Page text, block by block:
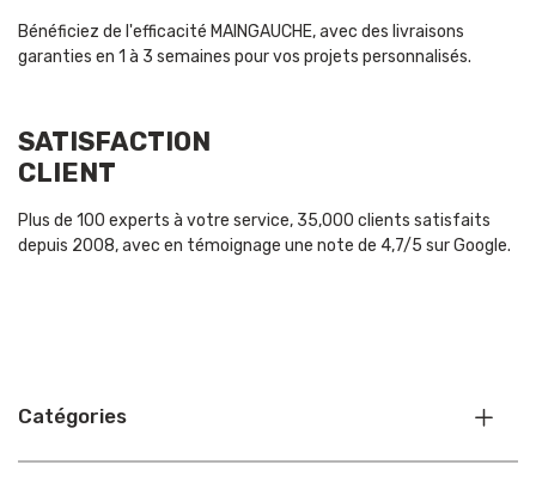
Bénéficiez de l'efficacité MAINGAUCHE, avec des livraisons
garanties en 1 à 3 semaines pour vos projets personnalisés.
SATISFACTION
CLIENT
Plus de 100 experts à votre service, 35,000 clients satisfaits
depuis 2008, avec en témoignage une note de 4,7/5 sur Google.
Catégories